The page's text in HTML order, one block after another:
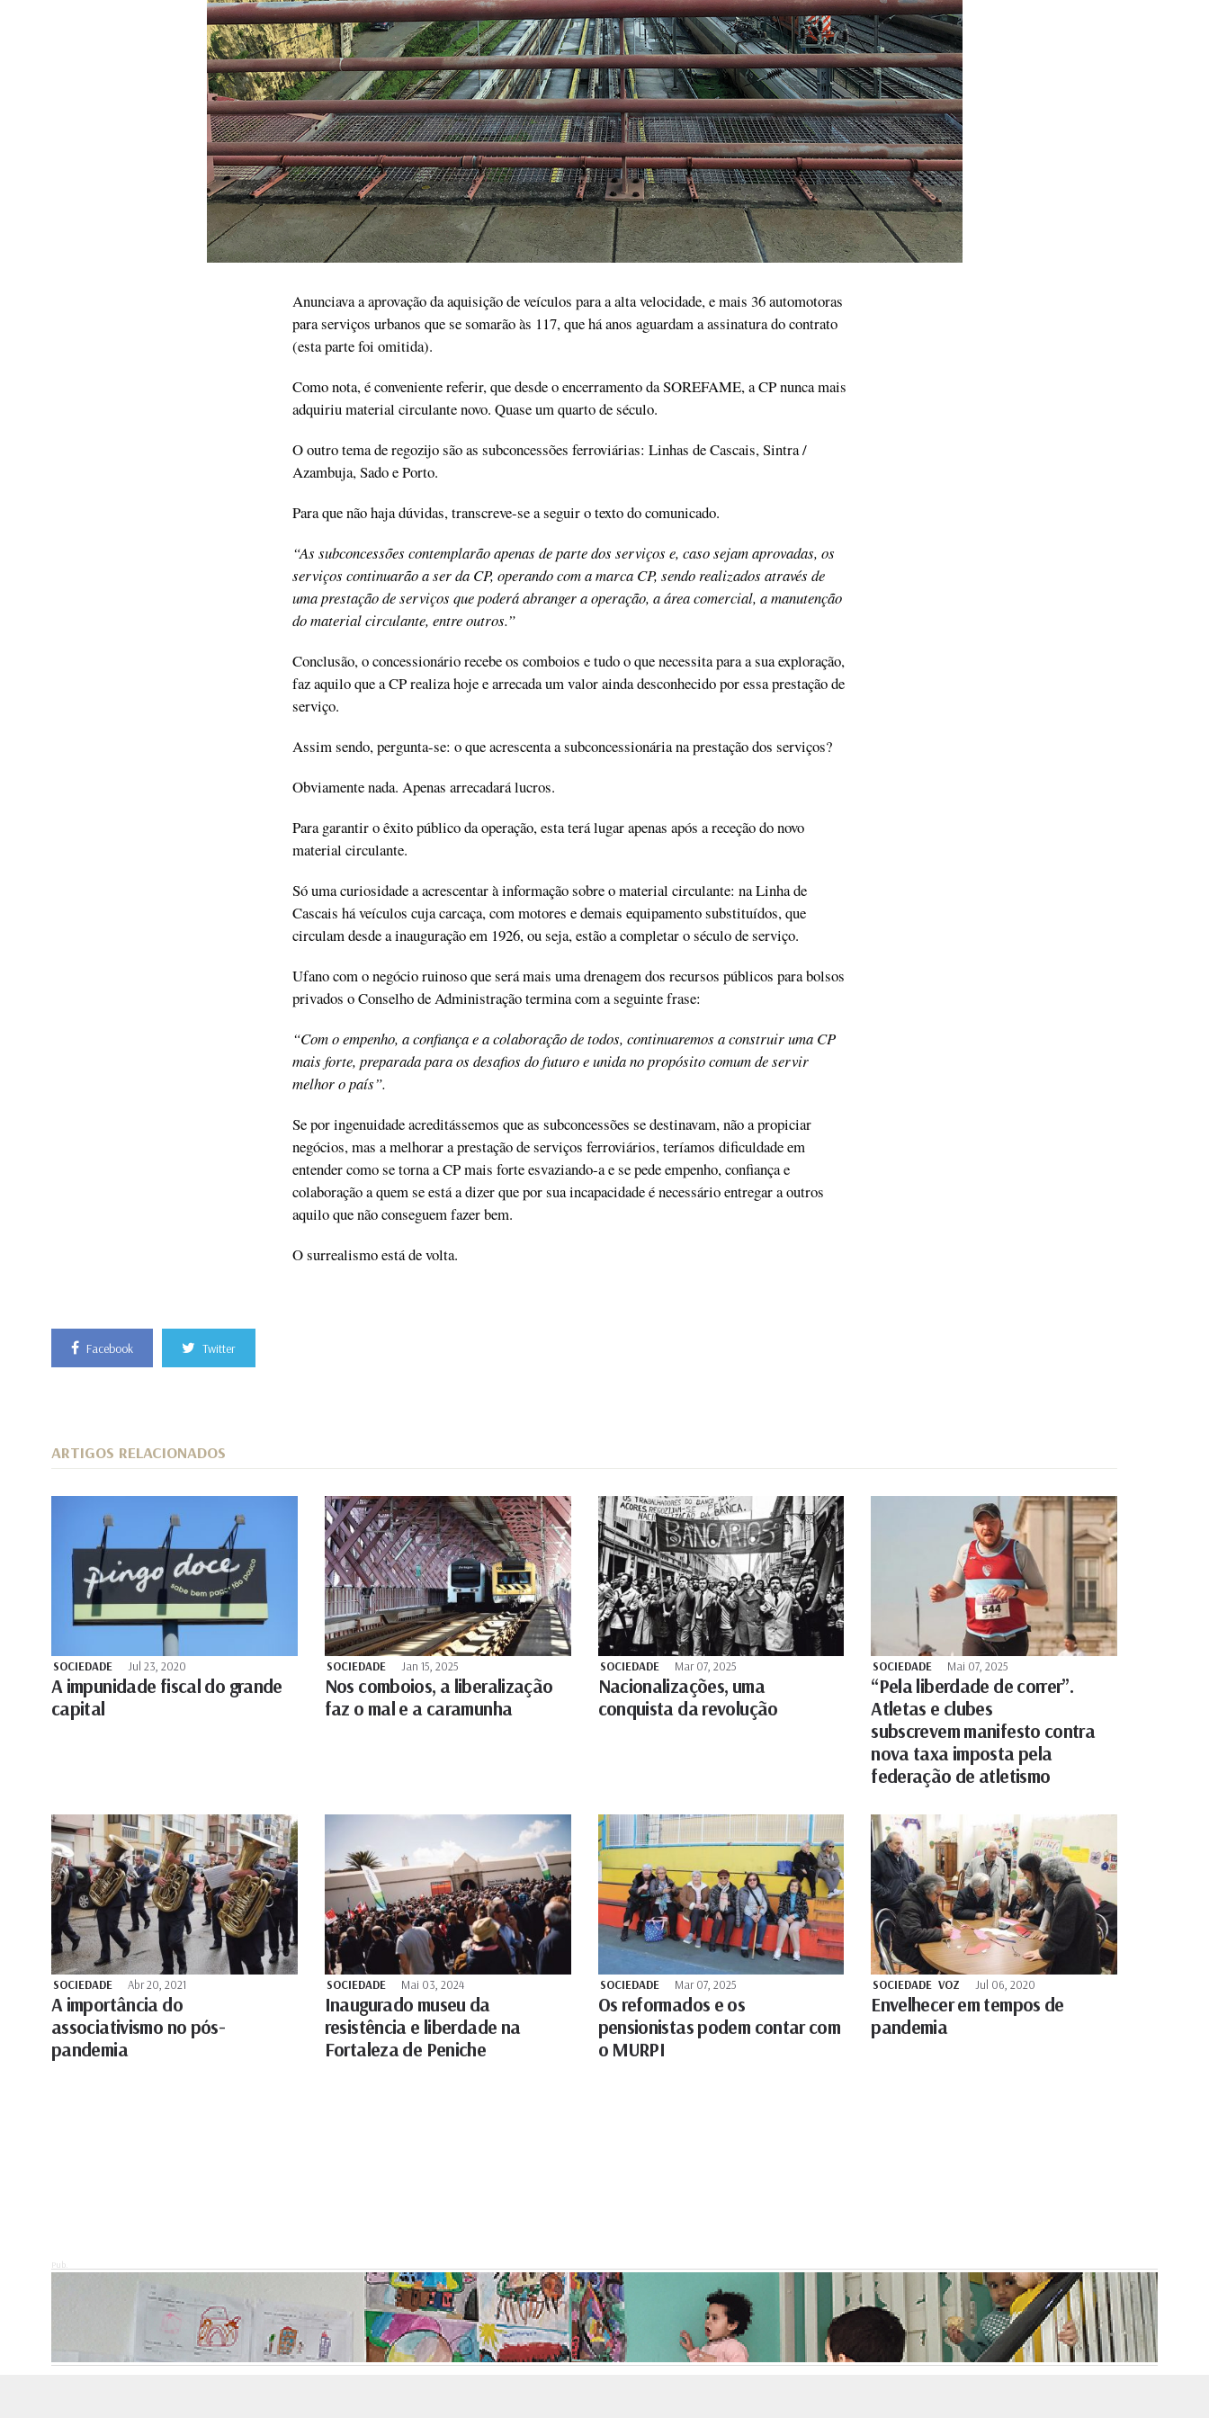
Anunciava a aprovação da aquisição de veículos para a alta velocidade, e mais 36 automotoras
para serviços urbanos que se somarão às 117, que há anos aguardam a assinatura do contrato
(esta parte foi omitida).
Como nota, é conveniente referir, que desde o encerramento da SOREFAME, a CP nunca mais
adquiriu material circulante novo. Quase um quarto de século.
O outro tema de regozijo são as subconcessões ferroviárias: Linhas de Cascais, Sintra /
Azambuja, Sado e Porto.
Para que não haja dúvidas, transcreve-se a seguir o texto do comunicado.
“As subconcessões contemplarão apenas de parte dos serviços e, caso sejam aprovadas, os
serviços continuarão a ser da CP, operando com a marca CP, sendo realizados através de
uma prestação de serviços que poderá abranger a operação, a área comercial, a manutenção
do material circulante, entre outros.”
Conclusão, o concessionário recebe os comboios e tudo o que necessita para a sua exploração,
faz aquilo que a CP realiza hoje e arrecada um valor ainda desconhecido por essa prestação de
serviço.
Assim sendo, pergunta-se: o que acrescenta a subconcessionária na prestação dos serviços?
Obviamente nada. Apenas arrecadará lucros.
Para garantir o êxito público da operação, esta terá lugar apenas após a receção do novo
material circulante.
Só uma curiosidade a acrescentar à informação sobre o material circulante: na Linha de
Cascais há veículos cuja carcaça, com motores e demais equipamento substituídos, que
circulam desde a inauguração em 1926, ou seja, estão a completar o século de serviço.
Ufano com o negócio ruinoso que será mais uma drenagem dos recursos públicos para bolsos
privados o Conselho de Administração termina com a seguinte frase:
“Com o empenho, a confiança e a colaboração de todos, continuaremos a construir uma CP
mais forte, preparada para os desafios do futuro e unida no propósito comum de servir
melhor o país”.
Se por ingenuidade acreditássemos que as subconcessões se destinavam, não a propiciar
negócios, mas a melhorar a prestação de serviços ferroviários, teríamos dificuldade em
entender como se torna a CP mais forte esvaziando-a e se pede empenho, confiança e
colaboração a quem se está a dizer que por sua incapacidade é necessário entregar a outros
aquilo que não conseguem fazer bem.
O surrealismo está de volta.
Facebook Twitter
ARTIGOS RELACIONADOS
SOCIEDADE Jul 23, 2020
A impunidade fiscal do grande
capital
SOCIEDADE Jan 15, 2025
Nos comboios, a liberalização
faz o mal e a caramunha
SOCIEDADE Mar 07, 2025
Nacionalizações, uma
conquista da revolução
SOCIEDADE Mai 07, 2025
“Pela liberdade de correr”.
Atletas e clubes
subscrevem manifesto contra
nova taxa imposta pela
federação de atletismo
SOCIEDADE Abr 20, 2021
A importância do
associativismo no pós-
pandemia
SOCIEDADE Mai 03, 2024
Inaugurado museu da
resistência e liberdade na
Fortaleza de Peniche
SOCIEDADE Mar 07, 2025
Os reformados e os
pensionistas podem contar com
o MURPI
SOCIEDADE VOZ Jul 06, 2020
Envelhecer em tempos de
pandemia
Pub.